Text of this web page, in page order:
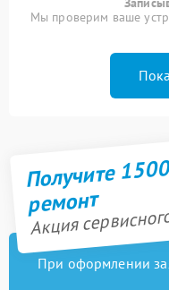
Мы проверим ваше
Получите
ремонт
Акция
При оформлении